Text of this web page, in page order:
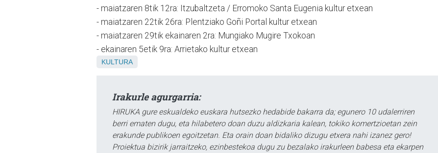
- maiatzaren 8tik 12ra: Itzubaltzeta / Erromoko Santa Eugenia kultur etxean
- maiatzaren 22tik 26ra: Plentziako Goñi Portal kultur etxean
- maiatzaren 29tik ekainaren 2ra: Mungiako Mugire Txokoan
- ekainaren 5etik 9ra: Arrietako kultur etxean
KULTURA
Irakurle agurgarria:
HIRUKA gure eskualdeko euskara hutsezko hedabide bakarra da; egunero 10 udalerriren
berri ematen dugu, eta hilabetero doan duzu aldizkaria kalean, tokiko komertzioetan zein
erakunde publikoen egoitzetan. Eta orain doan bidaliko dizugu etxera nahi izanez gero!
Proiektua bizirik jarraitzeko, ezinbestekoa dugu zu bezalako irakurleen babesa eta ekarpen